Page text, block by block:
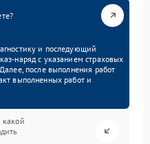
и последующий
наряд с указанием страховых
после выполнения работ
выполненных работ и
какой